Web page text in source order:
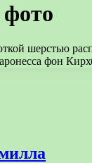
шерстью
фон